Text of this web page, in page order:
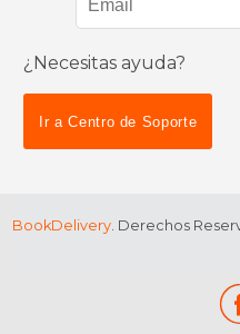
¿Necesitas ayuda?
Ir a Centro de Soporte
BookDelivery. Derechos